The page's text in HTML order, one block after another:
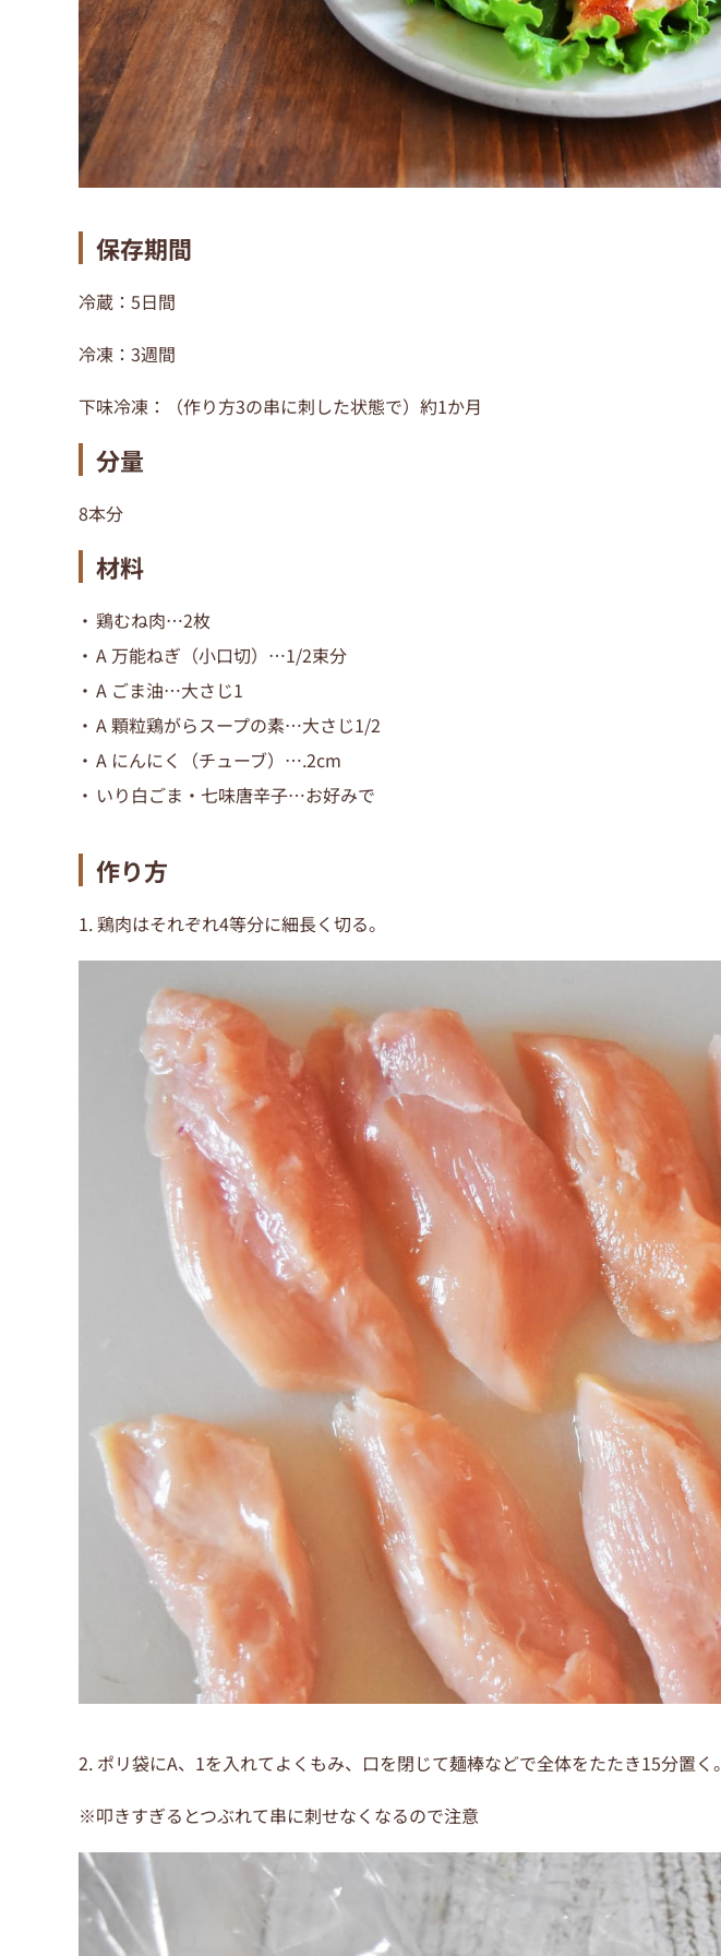
保存期間
冷蔵：5日間
冷凍：3週間
下味冷凍：（作り方3の串に刺した状態で）約1か月
分量
8本分
材料
鶏むね肉…2枚
A 万能ねぎ（小口切）…1/2束分
A ごま油…大さじ1
A 顆粒鶏がらスープの素…大さじ1/2
A にんにく（チューブ）….2cm
いり白ごま・七味唐辛子…お好みで
作り方
1. 鶏肉はそれぞれ4等分に細長く切る。
2. ポリ袋にA、1を入れてよくもみ、口を閉じて麺棒などで全体をたたき15分置く。
※叩きすぎるとつぶれて串に刺せなくなるので注意